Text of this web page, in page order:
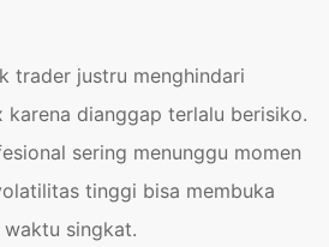
trader justru menghindari
karena dianggap terlalu berisiko.
sering menunggu momen
tinggi bisa membuka
singkat.